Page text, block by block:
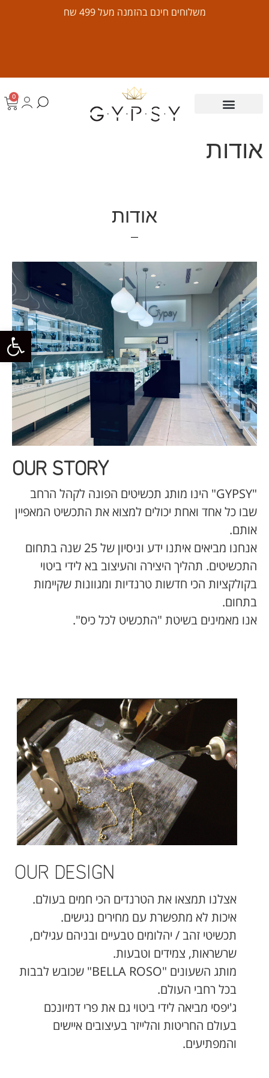
פתח
משלוחים חינם בהזמנה מעל 499 שח
0
אודות
אודות
OUR STORY
"GYPSY" הינו מותג תכשיטים הפונה לקהל הרחב
שבו כל אחד ואחת יכולים למצוא את התכשיט המאפיין
אותם.
אנחנו מביאים איתנו ידע וניסיון של 25 שנה בתחום
התכשיטים. תהליך היצירה והעיצוב בא לידי ביטוי
בקולקציות הכי חדשות טרנדיות ומגוונות שקיימות
בתחום.
אנו מאמינים בשיטת "התכשיט לכל כיס".
OUR DESIGN
אצלנו תמצאו את הטרנדים הכי חמים בעולם.
איכות לא מתפשרת עם מחירים נגישים.
תכשיטי זהב / יהלומים טבעיים ובניהם עגילים,
שרשראות, צמידים וטבעות.
מותג השעונים "BELLA ROSO" שכובש לבבות
בכל רחבי העולם.
ג'יפסי מביאה לידי ביטוי גם את פרי דמיונכם
בעולם החריטות והלייזר בעיצובים איישים
והמפתיעים.